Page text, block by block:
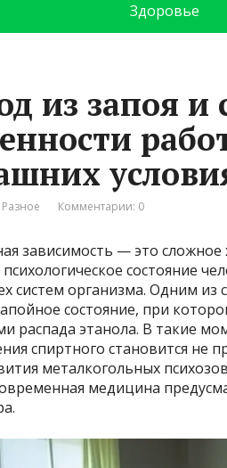
Здоровье
из запоя и
Разное Комментарии: 0
зависимость — это
состояние
систем организма. Одним
состояние, при
распада этанола. В такие
спиртного становится не
металкогольных
медицина